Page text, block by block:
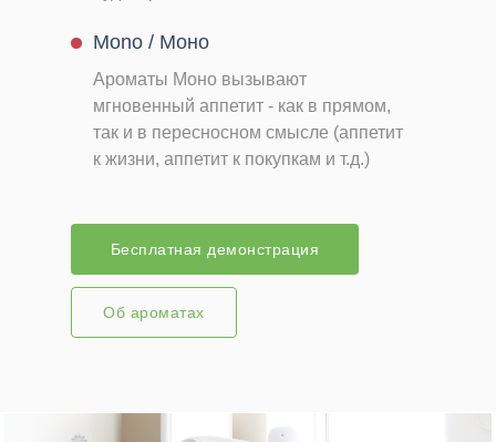
Ароматы Моно вызывают
мгновенный аппетит - как в прямом,
так и в пересносном смысле (аппетит
к жизни, аппетит к покупкам и т.д.)
Mono / Моно
Бесплатная демонстрация
Об ароматах